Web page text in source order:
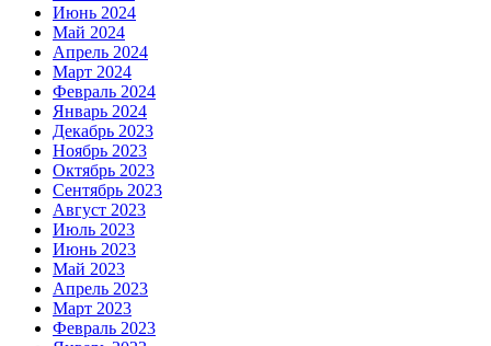
Июнь 2024
Май 2024
Апрель 2024
Март 2024
Февраль 2024
Январь 2024
Декабрь 2023
Ноябрь 2023
Октябрь 2023
Сентябрь 2023
Август 2023
Июль 2023
Июнь 2023
Май 2023
Апрель 2023
Март 2023
Февраль 2023